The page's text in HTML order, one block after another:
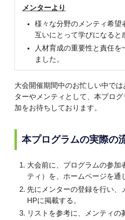
メンターより
様々な分野のメンティ希望
互いにとって学びになると
人材育成の重要性と責任を
ました。
大会開催期間中のお忙しい中で
ターやメンティとして、本プロ
加をお待ちしております。
本プログラムの実際の
大会前に、プログラムの参加
ティ）を、ホームページを通
先にメンターの登録を行い、
HPに掲載する。
リストを参考に、メンティの